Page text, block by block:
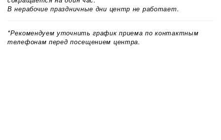
В нерабочие праздничные дни центр не работает.
*Рекомендуем уточнить график приема по контактным
телефонам перед посещением центра.